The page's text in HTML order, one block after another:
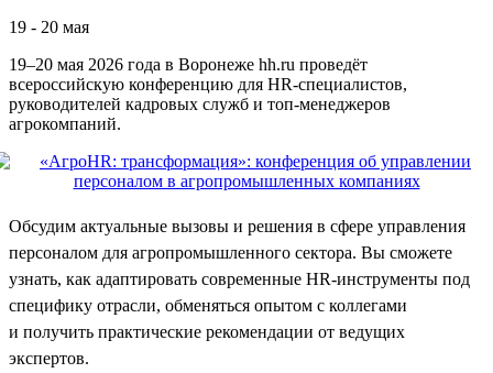
19 - 20 мая
19–20 мая 2026 года в Воронеже hh.ru проведёт
всероссийскую конференцию для HR‑специалистов,
руководителей кадровых служб и топ‑менеджеров
агрокомпаний.
Обсудим актуальные вызовы и решения в сфере управления
персоналом для агропромышленного сектора. Вы сможете
узнать, как адаптировать современные HR‑инструменты под
специфику отрасли, обменяться опытом с коллегами
и получить практические рекомендации от ведущих
экспертов.